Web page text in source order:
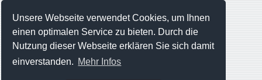
Unsere Webseite verwendet Cookies, um Ihnen
einen optimalen Service zu bieten. Durch die
Nutzung dieser Webseite erklären Sie sich damit
einverstanden. Mehr Infos